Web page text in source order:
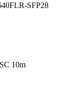
SFP28
10m